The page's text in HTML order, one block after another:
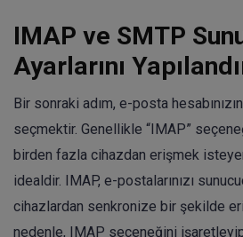
IMAP ve SMTP
Ayarlarını
Bir sonraki adım, e-posta
seçmektir. Genellikle “IMAP”
birden fazla cihazdan erişmek
idealdir. IMAP, e-postalarınızı
cihazlardan senkronize bir şekilde
nedenle, IMAP seçeneğini